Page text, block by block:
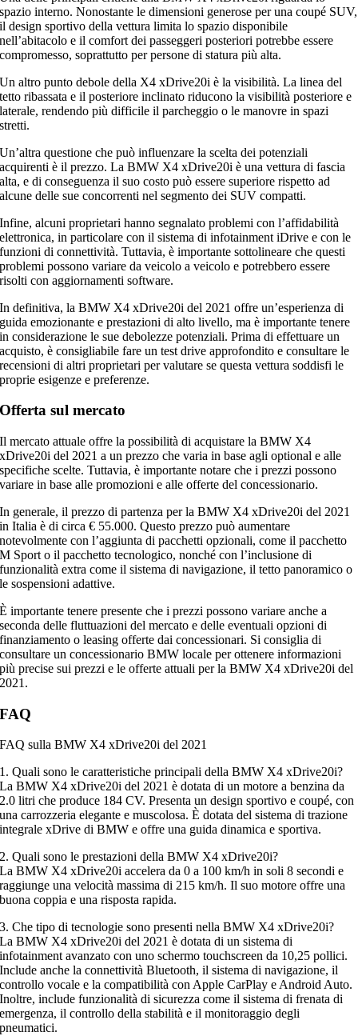
spazio interno. Nonostante le dimensioni generose per una coupé SUV,
il design sportivo della vettura limita lo spazio disponibile
nell’abitacolo e il comfort dei passeggeri posteriori potrebbe essere
compromesso, soprattutto per persone di statura più alta.
Un altro punto debole della X4 xDrive20i è la visibilità. La linea del
tetto ribassata e il posteriore inclinato riducono la visibilità posteriore e
laterale, rendendo più difficile il parcheggio o le manovre in spazi
stretti.
Un’altra questione che può influenzare la scelta dei potenziali
acquirenti è il prezzo. La BMW X4 xDrive20i è una vettura di fascia
alta, e di conseguenza il suo costo può essere superiore rispetto ad
alcune delle sue concorrenti nel segmento dei SUV compatti.
Infine, alcuni proprietari hanno segnalato problemi con l’affidabilità
elettronica, in particolare con il sistema di infotainment iDrive e con le
funzioni di connettività. Tuttavia, è importante sottolineare che questi
problemi possono variare da veicolo a veicolo e potrebbero essere
risolti con aggiornamenti software.
In definitiva, la BMW X4 xDrive20i del 2021 offre un’esperienza di
guida emozionante e prestazioni di alto livello, ma è importante tenere
in considerazione le sue debolezze potenziali. Prima di effettuare un
acquisto, è consigliabile fare un test drive approfondito e consultare le
recensioni di altri proprietari per valutare se questa vettura soddisfi le
proprie esigenze e preferenze.
Offerta sul mercato
Il mercato attuale offre la possibilità di acquistare la BMW X4
xDrive20i del 2021 a un prezzo che varia in base agli optional e alle
specifiche scelte. Tuttavia, è importante notare che i prezzi possono
variare in base alle promozioni e alle offerte del concessionario.
In generale, il prezzo di partenza per la BMW X4 xDrive20i del 2021
in Italia è di circa € 55.000. Questo prezzo può aumentare
notevolmente con l’aggiunta di pacchetti opzionali, come il pacchetto
M Sport o il pacchetto tecnologico, nonché con l’inclusione di
funzionalità extra come il sistema di navigazione, il tetto panoramico o
le sospensioni adattive.
È importante tenere presente che i prezzi possono variare anche a
seconda delle fluttuazioni del mercato e delle eventuali opzioni di
finanziamento o leasing offerte dai concessionari. Si consiglia di
consultare un concessionario BMW locale per ottenere informazioni
più precise sui prezzi e le offerte attuali per la BMW X4 xDrive20i del
2021.
FAQ
FAQ sulla BMW X4 xDrive20i del 2021
1. Quali sono le caratteristiche principali della BMW X4 xDrive20i?
La BMW X4 xDrive20i del 2021 è dotata di un motore a benzina da
2.0 litri che produce 184 CV. Presenta un design sportivo e coupé, con
una carrozzeria elegante e muscolosa. È dotata del sistema di trazione
integrale xDrive di BMW e offre una guida dinamica e sportiva.
2. Quali sono le prestazioni della BMW X4 xDrive20i?
La BMW X4 xDrive20i accelera da 0 a 100 km/h in soli 8 secondi e
raggiunge una velocità massima di 215 km/h. Il suo motore offre una
buona coppia e una risposta rapida.
3. Che tipo di tecnologie sono presenti nella BMW X4 xDrive20i?
La BMW X4 xDrive20i del 2021 è dotata di un sistema di
infotainment avanzato con uno schermo touchscreen da 10,25 pollici.
Include anche la connettività Bluetooth, il sistema di navigazione, il
controllo vocale e la compatibilità con Apple CarPlay e Android Auto.
Inoltre, include funzionalità di sicurezza come il sistema di frenata di
emergenza, il controllo della stabilità e il monitoraggio degli
pneumatici.